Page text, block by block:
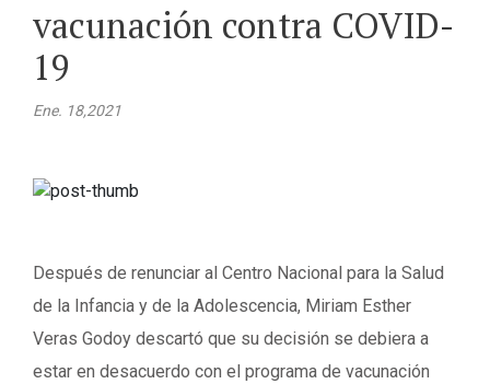
vacunación contra COVID-
19
Ene. 18,2021
Después de renunciar al Centro Nacional para la Salud
de la Infancia y de la Adolescencia, Miriam Esther
Veras Godoy descartó que su decisión se debiera a
estar en desacuerdo con el programa de vacunación